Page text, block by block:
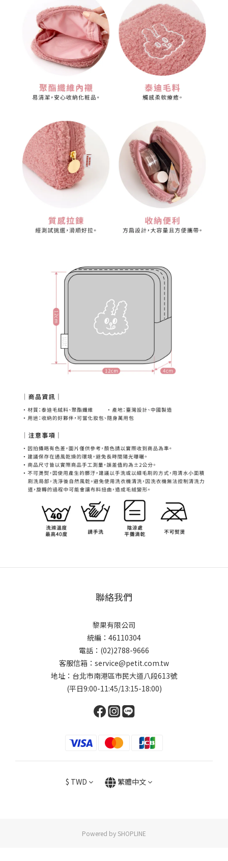
聯絡我們
黎果有限公司
統編：46110304
電話：(02)2788-9666
客服信箱：service@petit.com.tw
地址：台北市南港區市民大道八段613號
(平日9:00-11:45/13:15-18:00)
$ TWD 繁體中文
Powered by SHOPLINE